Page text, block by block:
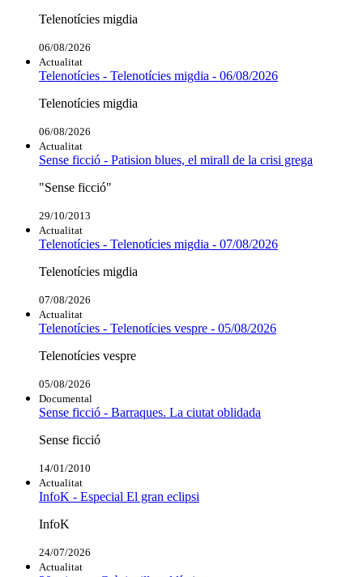
Telenotícies migdia
06/08/2026
Actualitat
Telenotícies - Telenotícies migdia - 06/08/2026
Telenotícies migdia
06/08/2026
Actualitat
Sense ficció - Patision blues, el mirall de la crisi grega
"Sense ficció"
29/10/2013
Actualitat
Telenotícies - Telenotícies migdia - 07/08/2026
Telenotícies migdia
07/08/2026
Actualitat
Telenotícies - Telenotícies vespre - 05/08/2026
Telenotícies vespre
05/08/2026
Documental
Sense ficció - Barraques. La ciutat oblidada
Sense ficció
14/01/2010
Actualitat
InfoK - Especial El gran eclipsi
InfoK
24/07/2026
Actualitat